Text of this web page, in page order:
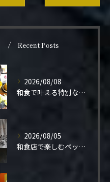
Recent Posts
2026/08/08
和食で叶える特別なプロポーズ結婚
2026/08/05
和食店で楽しむペット同伴の食事体験